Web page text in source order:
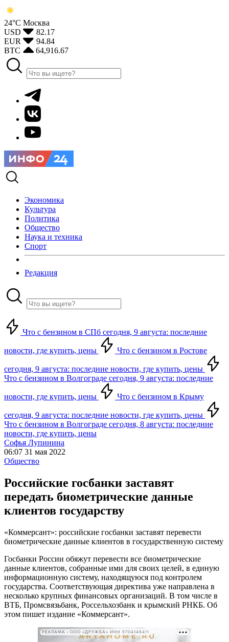
24°С Москва
USD
82.17
EUR
94.84
BTC
64,916.67
Экономика
Культура
Политика
Общество
Наука и техника
Спорт
Редакция
Что с бензином в СПб сегодня, 9 августа: последние
новости, где купить, цены Что с бензином в Ростове
сегодня, 9 августа: последние новости, где купить, цены
Что с бензином в Волгограде сегодня, 9 августа: последние
новости, где купить, цены Что с бензином в Крыму
сегодня, 9 августа: последние новости, где купить, цены
Что с бензином в Волгограде сегодня, 8 августа: последние
новости, где купить, цены
Софья Лупинина
06:07 31 мая 2022
Общество
Российские госбанки заставят
передать биометрические данные
клиентов государству
«Коммерсант»: российские госбанки заставят перевести
биометрические данные клиентов в государственную систему
Госбанки России обяжут перевести все биометрические
данные клиентов, собранные ими для своих целей, в единую
информационную систему, находящуюся под контролем
государства. Соответствующая директива уже направлена в
несколько крупных финансовых организаций. В том числе в
ВТБ, Промсвязьбанк, Россельхозбанк и крымский РНКБ. Об
этом пишет издание «Коммерсант».
РЕКЛАМА • ООО «ДРУЖБА» ИНН 9704146411